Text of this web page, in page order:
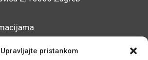
Upravljajte pristankom
mrežnog sjedišta